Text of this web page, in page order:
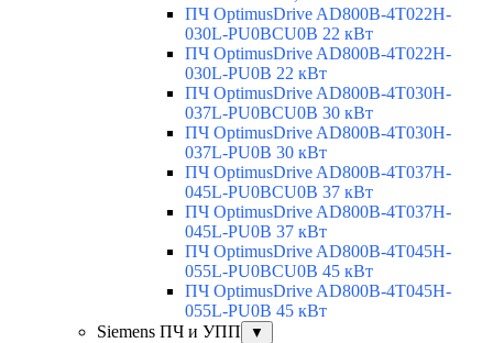
ПЧ OptimusDrive AD800B-4T022H-
030L-PU0BCU0B 22 кВт
ПЧ OptimusDrive AD800B-4T022H-
030L-PU0B 22 кВт
ПЧ OptimusDrive AD800B-4T030H-
037L-PU0BCU0B 30 кВт
ПЧ OptimusDrive AD800B-4T030H-
037L-PU0B 30 кВт
ПЧ OptimusDrive AD800B-4T037H-
045L-PU0BCU0B 37 кВт
ПЧ OptimusDrive AD800B-4T037H-
045L-PU0B 37 кВт
ПЧ OptimusDrive AD800B-4T045H-
055L-PU0BCU0B 45 кВт
ПЧ OptimusDrive AD800B-4T045H-
055L-PU0B 45 кВт
Siemens ПЧ и УПП
▼